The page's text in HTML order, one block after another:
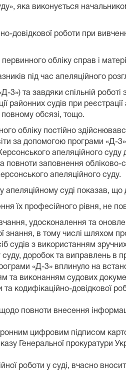
яка виконується
роботи при вивченні
обліку справ і
під час апеляційного
та завдяки спільній
районних судів при
повному обсязі, тощо.
обліку постійно
за допомогою програми «Д-
апеляційного
повноти заповнення
апеляційного суду.
апеляційному суді показав,
їх професійного рівня, не
удосконалення та
знання, в тому числі шляхом
судів з використанням
доробок та виправлень в
«Д-3» вплинуло на
та виконанням судових
та кодифікаційно-довідкової
повноти внесення
цифровим підписом
Генеральної прокуратури
роботи у суді, вчасно